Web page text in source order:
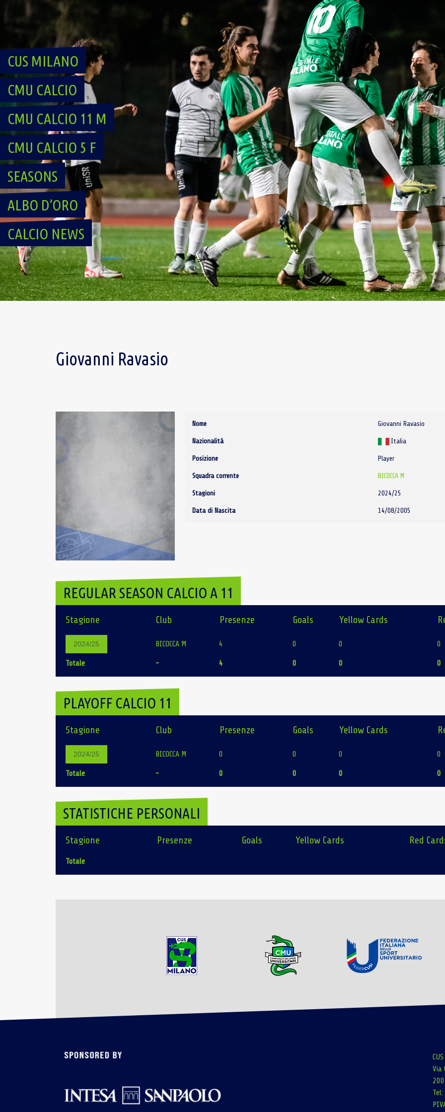
content
CUS MILANO
CMU CALCIO
CMU CALCIO 11 M
CMU CALCIO 5 F
SEASONS
ALBO D’ORO
CALCIO NEWS
Giovanni Ravasio
Nome Giovanni Ravasio
Nazionalità Italia
Posizione Player
Squadra corrente BICOCCA M
Stagioni 2024/25
Data di Nascita 14/08/2005
REGULAR SEASON CALCIO A 11
Stagione Club Presenze Goals Yellow Cards
2024/25 BICOCCA M 4 0 0 0
Totale - 4 0 0 0
PLAYOFF CALCIO 11
Stagione Club Presenze Goals Yellow Cards
2024/25 BICOCCA M 0 0 0 0
Totale - 0 0 0 0
STATISTICHE PERSONALI
Stagione Presenze Goals Yellow Cards Red
Totale
Via